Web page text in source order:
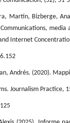
Martín, Bizberge,
Internet
Andrés. (2020).
Journalism Practice,